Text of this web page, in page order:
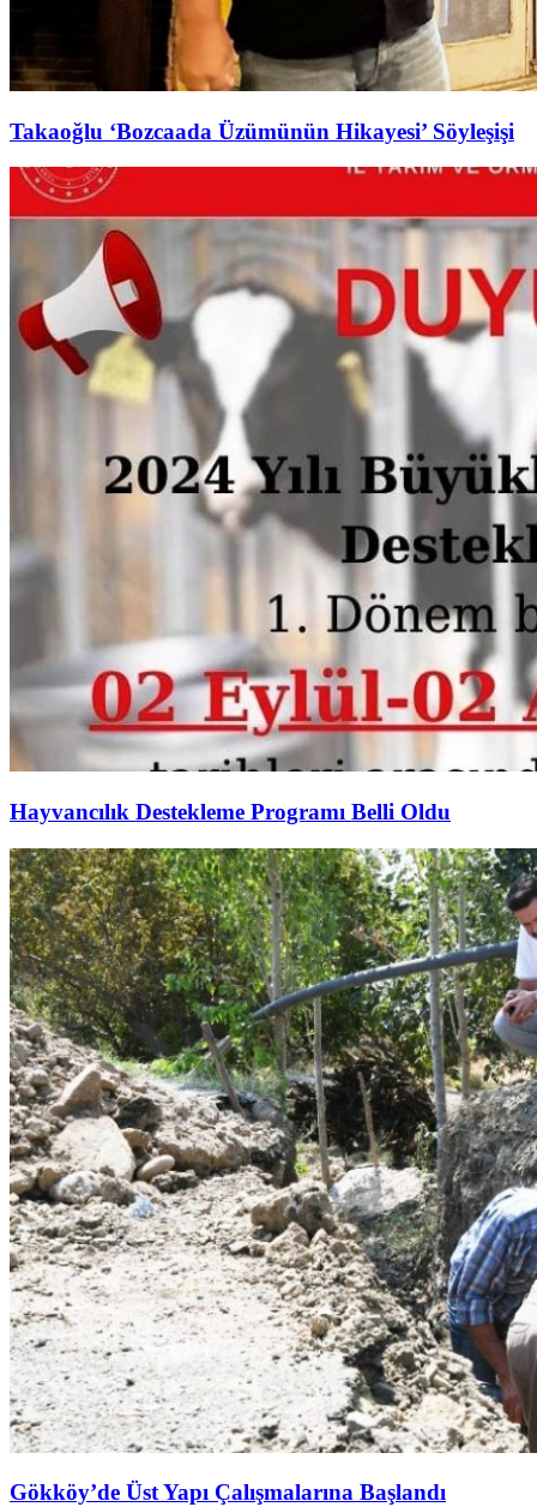
Takaoğlu ‘Bozcaada Üzümünün Hikayesi’ Söyleşişi
Hayvancılık Destekleme Programı Belli Oldu
Gökköy’de Üst Yapı Çalışmalarına Başlandı